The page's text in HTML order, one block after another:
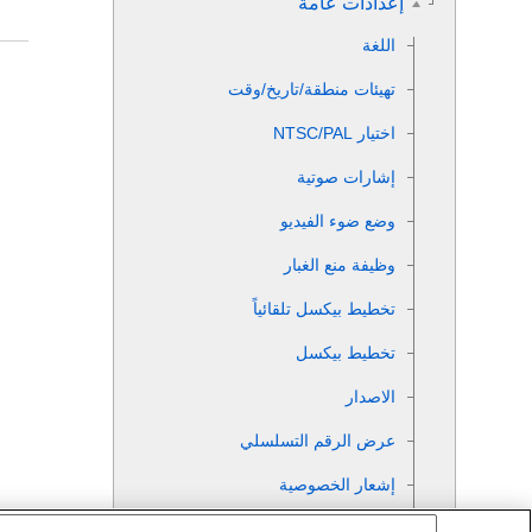
اللغة
تهيئات منطقة/تاريخ/وقت
اختيار NTSC/PAL‎‏
إشارات صوتية
وضع ضوء الفيديو
وظيفة منع الغبار
تخطيط بيكسل تلقائياً
تخطيط بيكسل
الاصدار
عرض الرقم التسلسلي
إشعار الخصوصية